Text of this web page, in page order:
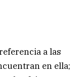
a las
en ella;